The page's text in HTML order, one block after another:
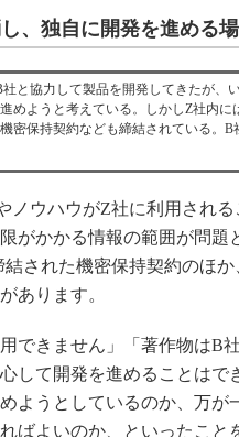
、独自に開発を進める
と協力して製品を開発してきたが、
めようと考えている。しかしZ社内
密保持契約なども締結されている。
ウハウがZ社に利用される
がかかる情報の範囲が問題
された機密保持契約のほ
あります。
できません」「著作物はB
して開発を進めることはで
ようとしているのか、万が
ばよいのか、といったこと